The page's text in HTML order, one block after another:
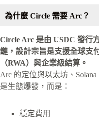
為什麼 Circle 需要 Arc？
Circle Arc 是由 USDC 發行
鏈，設計宗旨是支援全球支
（RWA）與企業級結算。
Arc 的定位與以太坊、
是生態爆發，而是：
穩定費用